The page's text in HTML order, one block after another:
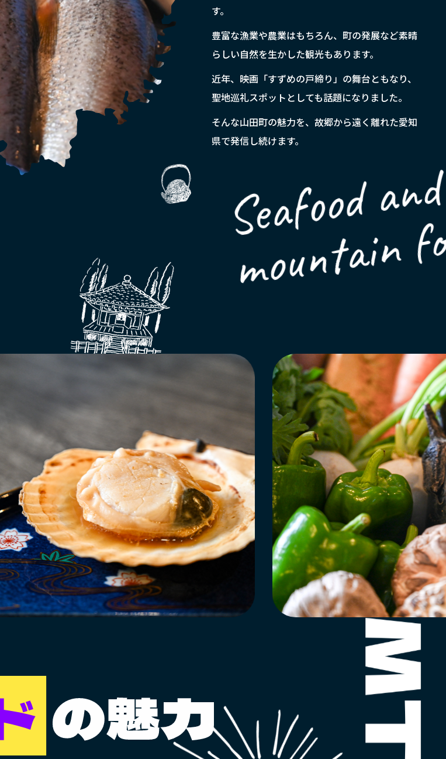
す。
豊富な漁業や農業はもちろん、町の発展など素晴
らしい自然を生かした観光もあります。
近年、映画「すずめの戸締り」の舞台ともなり、
聖地巡礼スポットとしても話題になりました。
そんな山田町の魅力を、故郷から遠く離れた愛知
県で発信し続けます。
Seafood and
mountain